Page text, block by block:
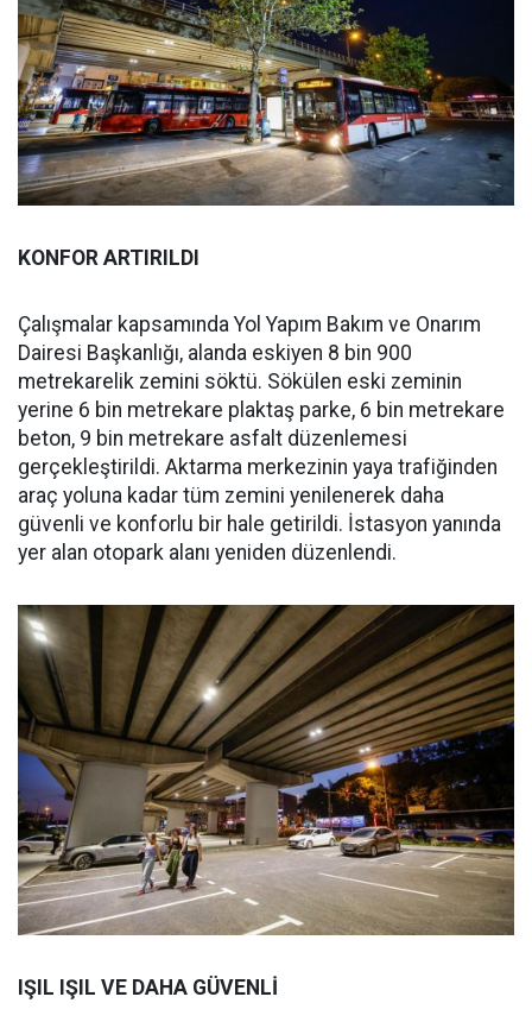
KONFOR ARTIRILDI
Çalışmalar kapsamında Yol Yapım Bakım ve Onarım
Dairesi Başkanlığı, alanda eskiyen 8 bin 900
metrekarelik zemini söktü. Sökülen eski zeminin
yerine 6 bin metrekare plaktaş parke, 6 bin metrekare
beton, 9 bin metrekare asfalt düzenlemesi
gerçekleştirildi. Aktarma merkezinin yaya trafiğinden
araç yoluna kadar tüm zemini yenilenerek daha
güvenli ve konforlu bir hale getirildi. İstasyon yanında
yer alan otopark alanı yeniden düzenlendi.
IŞIL IŞIL VE DAHA GÜVENLİ